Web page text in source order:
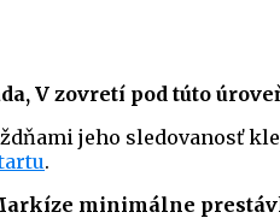
V zovretí pod túto
jeho sledovanosť
.
minimálne